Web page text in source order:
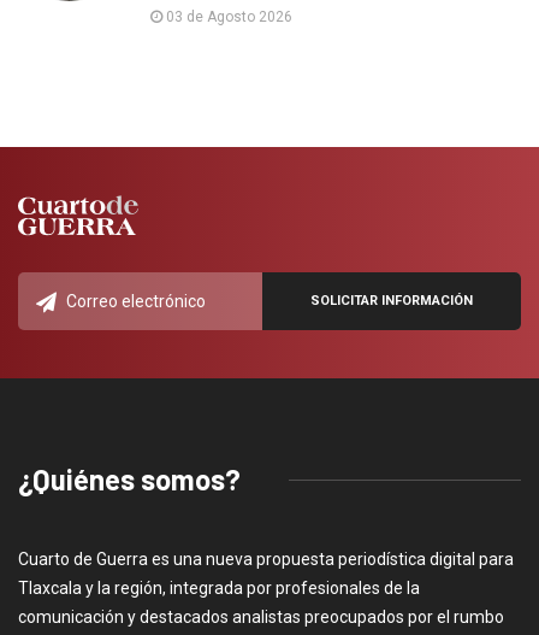
03 de Agosto 2026
¿Quiénes somos?
Cuarto de Guerra es una nueva propuesta periodística digital para
Tlaxcala y la región, integrada por profesionales de la
comunicación y destacados analistas preocupados por el rumbo